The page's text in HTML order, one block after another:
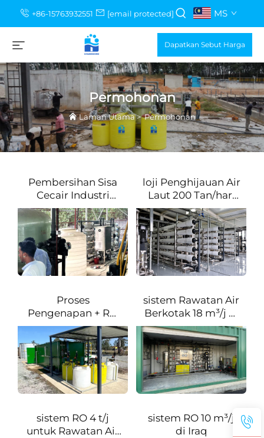
+86-15763932551 [email protected] MS
Dapatkan Sebut Harga
Permohonan
Laman Utama>Permohonan
Pembersihan Sisa
Cecair Industri
Mengandungi
Kromium di
Bangladesh
loji Penghijauan Air
Laut 200 Tan/hari
di Israel
Proses
Pengenapan + RO
untuk Rawatan Air
Sungai di Afrika
Selatan
sistem Rawatan Air
Berkotak 18 m³/j di
Arab Saudi
sistem RO 4 t/j
untuk Rawatan Air
sistem RO 10 m³/j
di Iraq